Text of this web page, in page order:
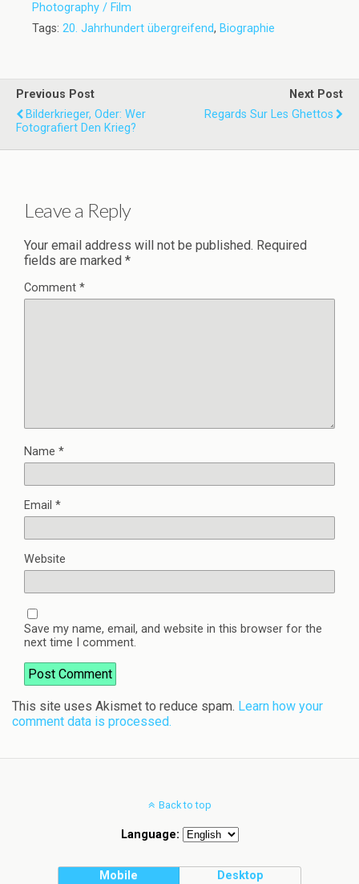
Photography / Film
Tags: 20. Jahrhundert übergreifend, Biographie
Previous Post
Bilderkrieger, Oder: Wer
Fotografiert Den Krieg?
Next Post
Regards Sur Les Ghettos
Leave a Reply
Your email address will not be published. Required
fields are marked *
Comment *
Name *
Email *
Website
Save my name, email, and website in this browser for the
next time I comment.
This site uses Akismet to reduce spam. Learn how your
comment data is processed.
Back to top
Language:
Mobile Desktop